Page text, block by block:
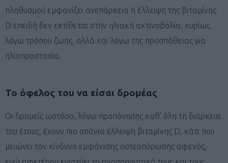
πληθυσμού εμφανίζει ανεπάρκεια ή έλλειψη της βιταμίνης
D επειδή δεν εκτίθεται στην ηλιακή ακτινοβολία, κυρίως
λόγω τρόπου ζωής, αλλά και λόγω της προσπάθειας για
ηλιοπροστασία.
Το όφελος του να είσαι δρομέας
Οι δρομείς ωστόσο, λόγω προπόνησης καθ’ όλη τη διάρκεια
του έτους, έχουν πιο σπάνια έλλειψη βιταμίνης D, κάτι που
μειώνει τον κίνδυνο εμφάνισης οστεοπόρωσης αφενός,